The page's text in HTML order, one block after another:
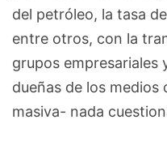
del petróleo, la tasa
entre otros, con la
grupos empresariales
dueñas de los medios
masiva- nada